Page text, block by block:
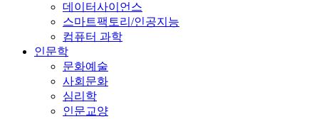
데이터사이언스
스마트팩토리/인공지능
컴퓨터 과학
인문학
문화예술
사회문화
심리학
인문교양